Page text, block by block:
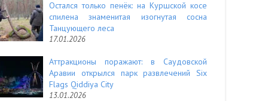
Остался только пенёк: на Куршской косе
спилена знаменитая изогнутая сосна
Танцующего леса
17.01.2026
Аттракционы поражают: в Саудовской
Аравии открылся парк развлечений Six
Flags Qiddiya City
13.01.2026